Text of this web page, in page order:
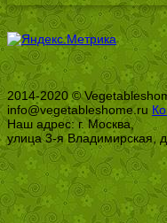
2014-2020 ©
info@vegetableshome.ru
Наш адрес: г. Москва,
улица 3-я Владимирская,